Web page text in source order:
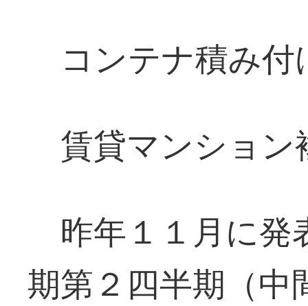
コンテナ積み付
賃貸マンション
昨年１１月に発
期第２四半期（中